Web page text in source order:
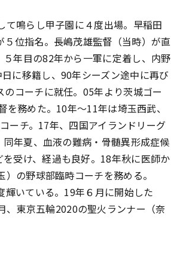
鳴らし甲子園に４度出場。早稲田
位指名。長嶋茂雄監督（当時）が直
年目の82年から一軍に定着し、内野
に移籍し、90年シーズン途中に再び
コーチに就任。05年より茨城ゴー
務めた。10年～11年は埼玉西武、
ーチ。17年、四国アイランドリーグ
年夏、血液の難病・骨髄異形成症候
受け、経過も良好。18年秋に医師か
の野球部臨時コーチを務める。
いている。19年６月に開始した
、東京五輪2020の聖火ランナー（奈